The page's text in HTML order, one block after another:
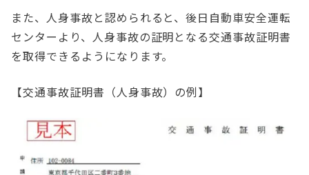
また、人身事故と認められると、後日自動車安全運転
センターより、人身事故の証明となる交通事故証明書
を取得できるようになります。
【交通事故証明書（人身事故）の例】